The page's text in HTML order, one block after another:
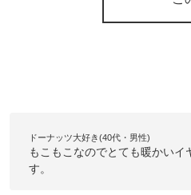
ドーナッツ大好き(40代・男性)
もこもこなのでとても暖かい
す。